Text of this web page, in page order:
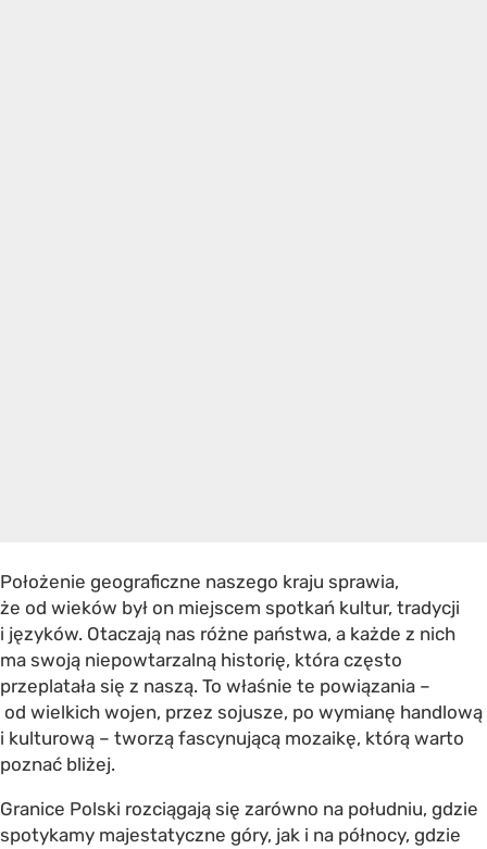
Położenie geograficzne naszego kraju sprawia,
że od wieków był on miejscem spotkań kultur, tradycji
i języków. Otaczają nas różne państwa, a każde z nich
ma swoją niepowtarzalną historię, która często
przeplatała się z naszą. To właśnie te powiązania –
od wielkich wojen, przez sojusze, po wymianę handlową
i kulturową – tworzą fascynującą mozaikę, którą warto
poznać bliżej.
Granice Polski rozciągają się zarówno na południu, gdzie
spotykamy majestatyczne góry, jak i na północy, gdzie